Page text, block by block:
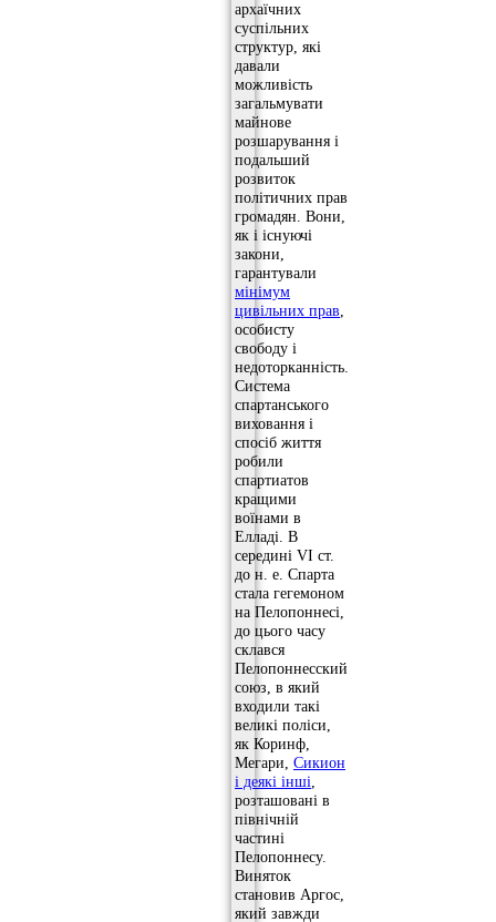
архаїчних
суспільних
структур, які
давали
можливість
загальмувати
майнове
розшарування і
подальший
розвиток
політичних прав
громадян. Вони,
як і існуючі
закони,
гарантували
мінімум
цивільних прав
особисту
свободу і
недоторканність.
Система
спартанського
виховання і
спосіб життя
робили
спартиатов
кращими
воїнами в
Елладі. В
середині VI ст.
до н. е. Спарта
стала гегемоном
на Пелопоннесі,
до цього часу
склався
Пелопоннесский
союз, в який
входили такі
великі поліси,
як Коринф,
Мегари, Сикион
і деякі інші
розташовані в
північній
частині
Пелопоннесу.
Виняток
становив Аргос,
який завжди